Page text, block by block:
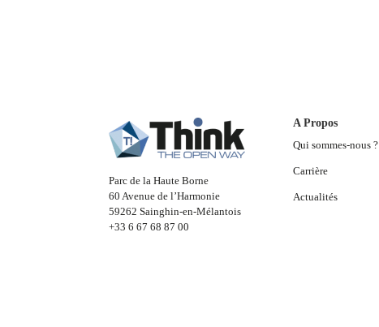
Parc de la Haute Borne
60 Avenue de l’Harmonie
59262 Sainghin-en-Mélantois
+33 6 67 68 87 00
A Propos
Qui sommes-nous ?
Carrière
Actualités